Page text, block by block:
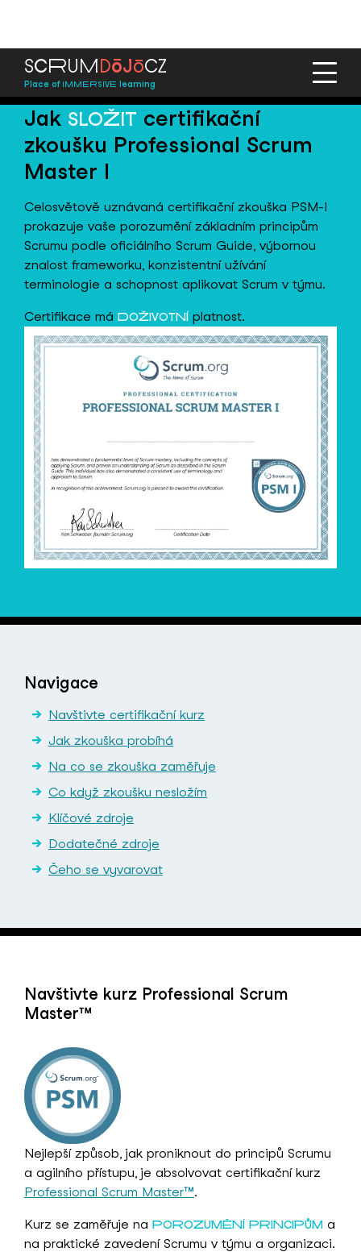
SCRUMDōJōCZ
Place of IMMERSIVE learning
Jak SLOŽIT certifikační
zkoušku Professional Scrum
Master I
Celosvětově uznávaná certifikační zkouška PSM-I
prokazuje vaše porozumění základním principům
Scrumu podle oficiálního Scrum Guide, výbornou
znalost frameworku, konzistentní užívání
terminologie a schopnost aplikovat Scrum v týmu.
Certifikace má DOŽIVOTNÍ platnost.
Navigace
Navštivte certifikační kurz
Jak zkouška probíhá
Na co se zkouška zaměřuje
Co když zkoušku nesložím
Klíčové zdroje
Dodatečné zdroje
Čeho se vyvarovat
Navštivte kurz Professional Scrum
Master™
Nejlepší způsob, jak proniknout do principů Scrumu
a agilního přístupu, je absolvovat certifikační kurz
Professional Scrum Master™.
Kurz se zaměřuje na POROZUMĚNÍ PRINCIPŮM a
na praktické zavedení Scrumu v týmu a organizaci.